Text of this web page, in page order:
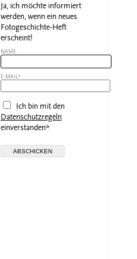
Ja, ich möchte informiert
werden, wenn ein neues
Fotogeschichte-Heft
erscheint!
NAME
E-MAIL*
Ich bin mit den
Datenschutzregeln
einverstanden*